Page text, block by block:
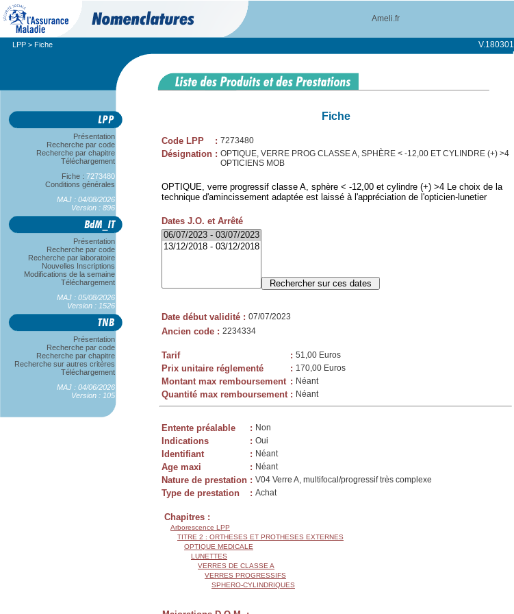
Ameli.fr
LPP > Fiche V.180301
Présentation
Recherche par code
Recherche par chapitre
Téléchargement
Fiche : 7273480
Conditions générales
MAJ : 04/08/2026
Version : 896
Présentation
Recherche par code
Recherche par laboratoire
Nouvelles Inscriptions
Modifications de la semaine
Téléchargement
MAJ : 05/08/2026
Version : 1526
Présentation
Recherche par code
Recherche par chapitre
Recherche sur autres critères
Téléchargement
MAJ : 04/06/2026
Version : 105
Fiche
Code LPP : 7273480
Désignation : OPTIQUE, VERRE PROG CLASSE A, SPHÈRE < -12,00 ET CYLINDRE (+) >4
OPTICIENS MOB
OPTIQUE, verre progressif classe A, sphère < -12,00 et cylindre (+) >4 Le choix de la
technique d'amincissement adaptée est laissé à l'appréciation de l'opticien-lunetier
Dates J.O. et Arrêté
Date début validité : 07/07/2023
Ancien code : 2234334
Tarif : 51,00 Euros
Prix unitaire réglementé : 170,00 Euros
Montant max remboursement : Néant
Quantité max remboursement : Néant
Entente préalable : Non
Indications : Oui
Identifiant : Néant
Age maxi : Néant
Nature de prestation : V04 Verre A, multifocal/progressif très complexe
Type de prestation : Achat
Chapitres :
Arborescence LPP
TITRE 2 : ORTHESES ET PROTHESES EXTERNES
OPTIQUE MEDICALE
LUNETTES
VERRES DE CLASSE A
VERRES PROGRESSIFS
SPHERO-CYLINDRIQUES